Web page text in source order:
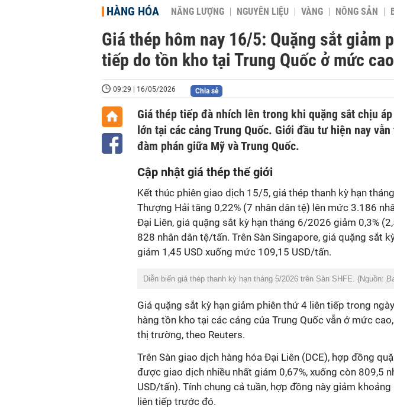
HÀNG HÓA NĂNG LƯỢNG NGUYÊN LIỆU VÀNG NÔNG SẢN
Giá thép hôm nay 16/5: Quặng sắt giảm
tiếp do tồn kho tại Trung Quốc ở mức cao
09:29 | 16/05/2026 Chia sẻ
Giá thép tiếp đà nhích lên trong khi quặng sắt chịu
lớn tại các cảng Trung Quốc. Giới đầu tư hiện nay
đàm phán giữa Mỹ và Trung Quốc.
Cập nhật giá thép thế giới
Kết thúc phiên giao dịch 15/5, giá thép thanh kỳ hạn
Thượng Hải tăng 0,22% (7 nhân dân tệ) lên mức 3.186
Đại Liên, giá quặng sắt kỳ hạn tháng 6/2026 giảm 0,3%
828 nhân dân tệ/tấn. Trên Sàn Singapore, giá quặng sắt
giảm 1,45 USD xuống mức 109,15 USD/tấn.
Diễn biến giá thép thanh kỳ hạn tháng 5/2026 trên Sàn SHFE. (Nguồn:
Giá quặng sắt kỳ hạn giảm phiên thứ 4 liên tiếp trong
hàng tồn kho tại các cảng của Trung Quốc vẫn ở mức
thị trường, theo Reuters.
Trên Sàn giao dịch hàng hóa Đại Liên (DCE), hợp đồng
được giao dịch nhiều nhất giảm 0,67%, xuống còn 809,5
USD/tấn). Tính chung cả tuần, hợp đồng này giảm
liên tiếp trước đó.